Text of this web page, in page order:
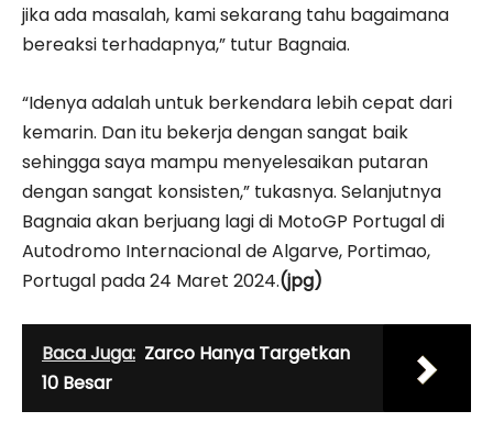
jika ada masalah, kami sekarang tahu bagaimana
bereaksi terhadapnya,” tutur Bagnaia.
“Idenya adalah untuk berkendara lebih cepat dari
kemarin. Dan itu bekerja dengan sangat baik
sehingga saya mampu menyelesaikan putaran
dengan sangat konsisten,” tukasnya. Selanjutnya
Bagnaia akan berjuang lagi di MotoGP Portugal di
Autodromo Internacional de Algarve, Portimao,
Portugal pada 24 Maret 2024.(jpg)
Baca Juga: Zarco Hanya Targetkan
10 Besar